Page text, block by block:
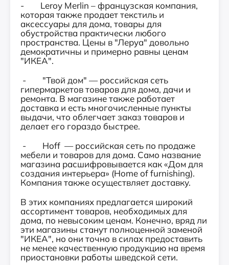
- Leroy Merlin – французская компания,
которая также продает текстиль и
аксессуары для дома, товары для
обустройства практически любого
пространства. Цены в "Леруа" довольно
демократичны и примерно равны ценам
"ИКЕА".
- "Твой дом" — российская сеть
гипермаркетов товаров для дома, дачи и
ремонта. В магазине также работает
доставка и есть многочисленные пункты
выдачи, что облегчает заказ товаров и
делает его гораздо быстрее.
- Hoff — российская сеть по продаже
мебели и товаров для дома. Само название
магазина расшифровывается как «Дом для
создания интерьера» (Home of furnishing).
Компания также осуществляет доставку.
В этих компаниях предлагается широкий
ассортимент товаров, необходимых для
дома, по невысоким ценам. Конечно, вряд ли
эти магазины станут полноценной заменой
"ИКЕА", но они точно в силах предоставить
не менее качественную продукцию на время
приостановки работы шведской сети.